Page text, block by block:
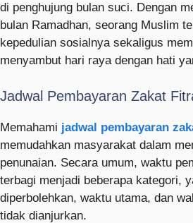
di penghujung bulan suci. Dengan
bulan Ramadhan, seorang Muslim
kepedulian sosialnya sekaligus
menyambut hari raya dengan hati
Jadwal Pembayaran Zakat
Memahami jadwal pembayaran
memudahkan masyarakat dalam
penunaian. Secara umum, waktu
terbagi menjadi beberapa kategori,
diperbolehkan, waktu utama, dan
tidak dianjurkan.